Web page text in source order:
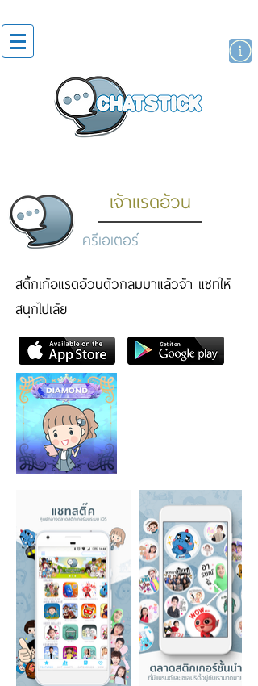
เจ้าแรดอ้วน
ครีเอเตอร์
สติ้กเก้อแรดอ้วนตัวกลมมาแล้วจ้า แชทให้
สนุกไปเล้ย